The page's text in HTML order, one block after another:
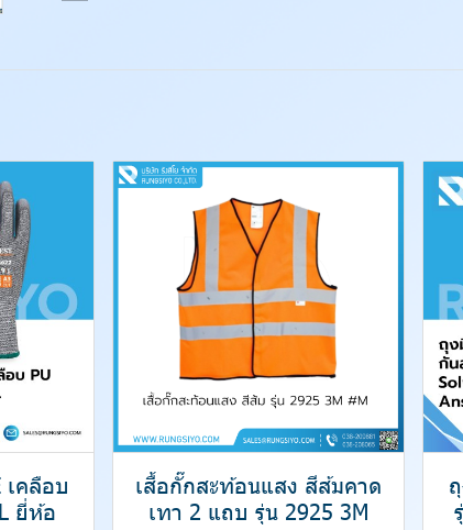
เคลือบ
ยี่ห้อ
เสื้อกั๊กสะท้อนแสง สีส้มคาด
เทา 2 แถบ รุ่น 2925 3M